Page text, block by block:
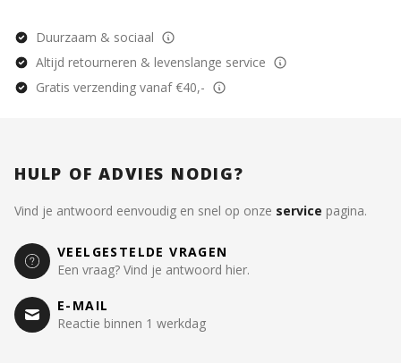
Duurzaam & sociaal
Altijd retourneren & levenslange service
Gratis verzending vanaf €40,-
HULP OF ADVIES NODIG?
Vind je antwoord eenvoudig en snel op onze service pagina.
VEELGESTELDE VRAGEN
Een vraag? Vind je antwoord hier.
E-MAIL
Reactie binnen 1 werkdag